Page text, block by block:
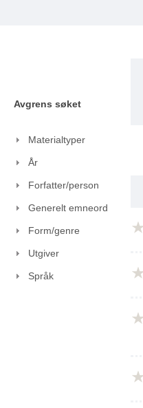
Avgrens søket
Materialtyper
År
Forfatter/person
Generelt emneord
Form/genre
Utgiver
Språk